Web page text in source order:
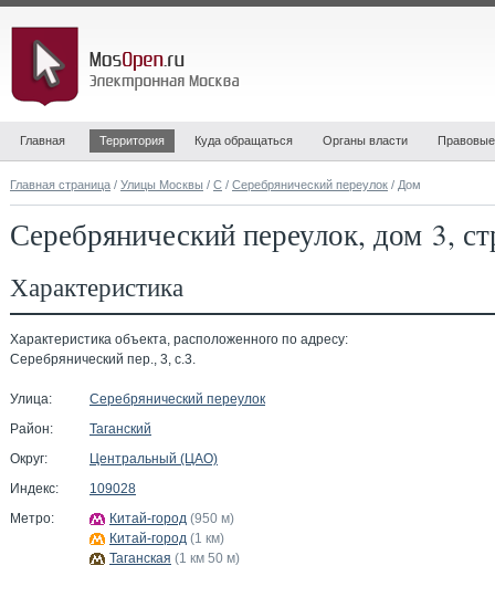
Главная Территория Куда обращаться Органы власти
Главная страница / Улицы Москвы / С / Серебрянический переулок / Дом
Серебрянический переулок, дом 3,
Характеристика
Характеристика объекта, расположенного по адресу:
Серебрянический пер., 3, с.3.
Улица:
Серебрянический переулок
Район:
Таганский
Округ:
Центральный (ЦАО)
Индекс:
109028
Метро:
Китай-город (950 м)
Китай-город (1 км)
Таганская (1 км 50 м)